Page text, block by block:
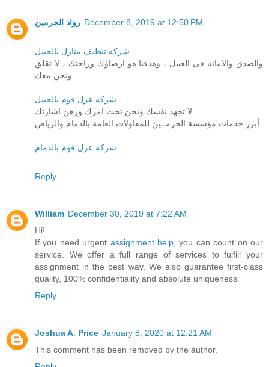
رواد الحرمين December 8, 2019 at 12:50 PM
شركه تنظيف منازل بالجبيل
والصدق والامانه فى العمل ، وهدفنا هو ارضاؤك وراحتك ، لا تقلق
ونحن معك
شركه عزل فوم بالجبيل
أبرز خدمات مؤسسة الحرمــين للمقاولات العامة بالدمام والرياض
شركه عزل فوم بالدمام
Reply
William December 30, 2019 at 7:22 AM
Hi!
If you need urgent assignment help , you can count on our
service. We offer a full range of services to fulfill your
assignment in the best way. We also guarantee first-class
quality, 100% confidentiality and absolute uniqueness.
Reply
Joshua A. Price January 8, 2020 at 12:21 AM
This comment has been removed by the author.